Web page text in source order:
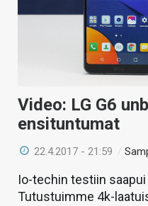
Video: LG G6
ensituntumat
22.4.2017 - 21:59 /
Io-techin testiin saapui
Tutustuimme 4k-